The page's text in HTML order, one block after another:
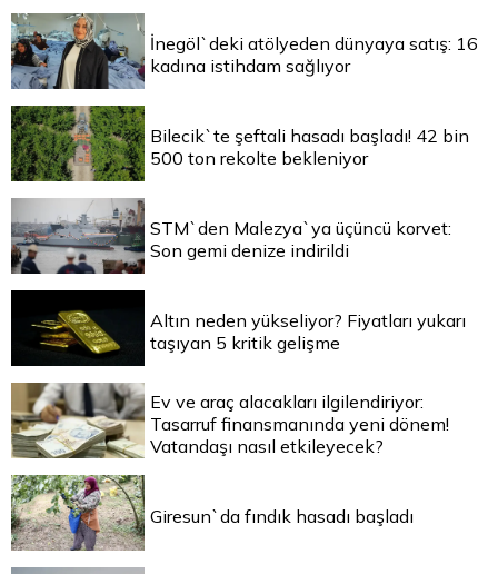
İnegöl`deki atölyeden dünyaya satış: 16
kadına istihdam sağlıyor
Bilecik`te şeftali hasadı başladı! 42 bin
500 ton rekolte bekleniyor
STM`den Malezya`ya üçüncü korvet:
Son gemi denize indirildi
Altın neden yükseliyor? Fiyatları yukarı
taşıyan 5 kritik gelişme
Ev ve araç alacakları ilgilendiriyor:
Tasarruf finansmanında yeni dönem!
Vatandaşı nasıl etkileyecek?
Giresun`da fındık hasadı başladı